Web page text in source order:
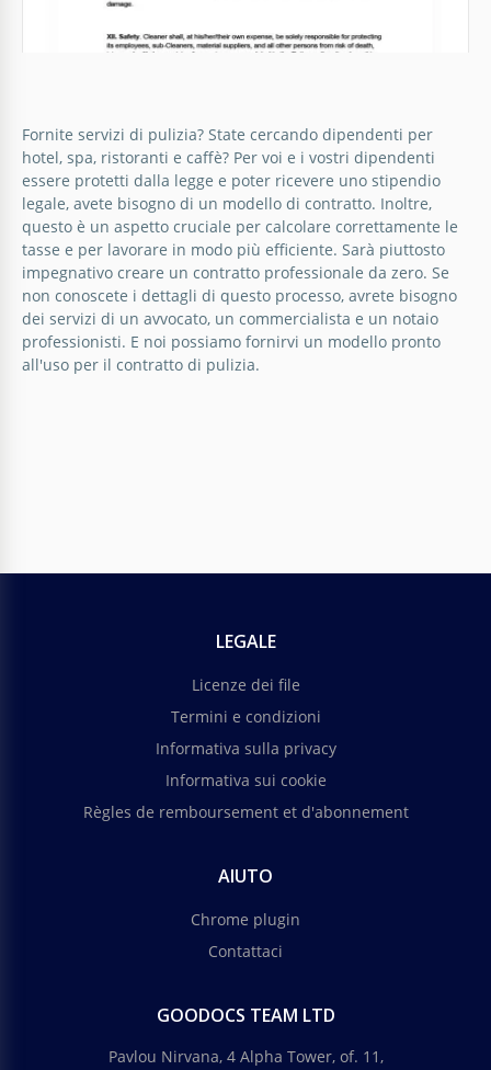
Il modello di contratto per il servizio di pulizia è qui
Fornite servizi di pulizia? State cercando dipendenti per
hotel, spa, ristoranti e caffè? Per voi e i vostri dipendenti
essere protetti dalla legge e poter ricevere uno stipendio
legale, avete bisogno di un modello di contratto. Inoltre,
questo è un aspetto cruciale per calcolare correttamente le
tasse e per lavorare in modo più efficiente. Sarà piuttosto
impegnativo creare un contratto professionale da zero. Se
non conoscete i dettagli di questo processo, avrete bisogno
dei servizi di un avvocato, un commercialista e un notaio
professionisti. E noi possiamo fornirvi un modello pronto
all'uso per il contratto di pulizia.
LEGALE
Licenze dei file
Termini e condizioni
Informativa sulla privacy
Informativa sui cookie
Règles de remboursement et d'abonnement
AIUTO
Chrome plugin
Contattaci
GOODOCS TEAM LTD
Pavlou Nirvana, 4 Alpha Tower, of. 11,